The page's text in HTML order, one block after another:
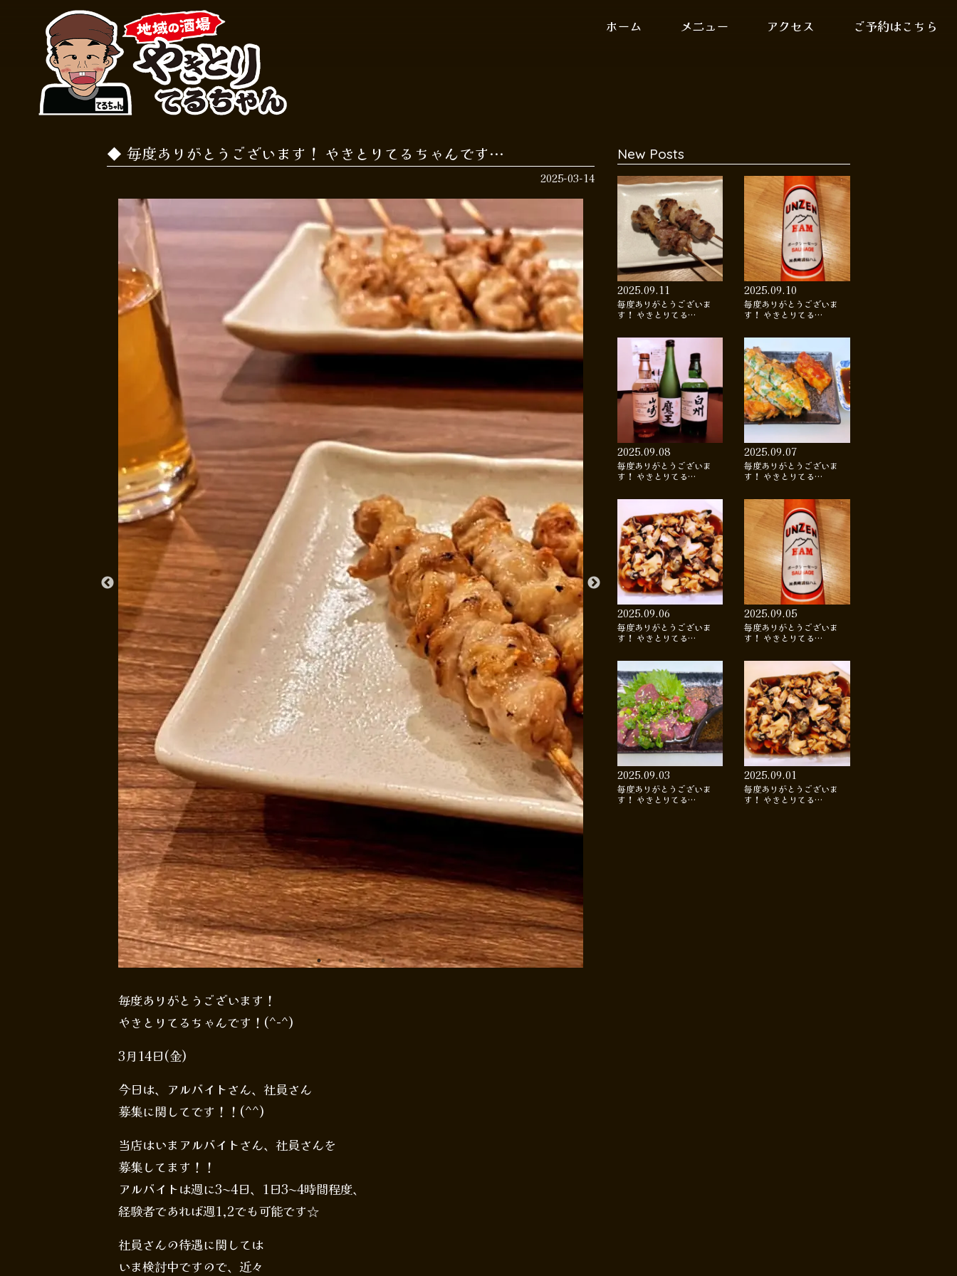
ホーム メニュー アクセス ご予約はこちら
毎度ありがとうございます！ やきとりてるちゃんです…
2025-03-14
毎度ありがとうございます！
やきとりてるちゃんです！(^-^)
3月14日(金)
今日は、アルバイトさん、社員さん
募集に関してです！！(^^)
当店はいまアルバイトさん、社員さんを
募集してます！！
アルバイトは週に3〜4日、1日3〜4時間程度、
経験者であれば週1,2でも可能です☆
社員さんの待遇に関しては
いま検討中ですので、近々
New Posts
2025.09.11
毎度ありがとうございま
す！ やきとりてる…
2025.09.10
毎度ありがとうございま
す！ やきとりてる…
2025.09.08
毎度ありがとうございま
す！ やきとりてる…
2025.09.07
毎度ありがとうございま
す！ やきとりてる…
2025.09.06
毎度ありがとうございま
す！ やきとりてる…
2025.09.05
毎度ありがとうございま
す！ やきとりてる…
2025.09.03
毎度ありがとうございま
す！ やきとりてる…
2025.09.01
毎度ありがとうございま
す！ やきとりてる…